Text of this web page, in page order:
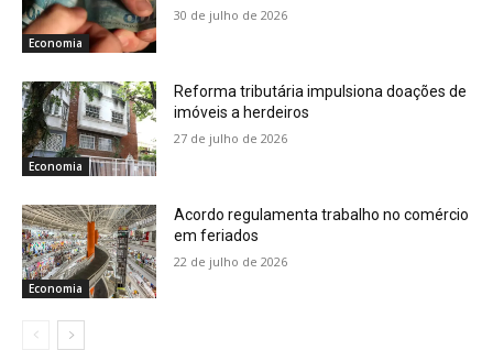
Economia
30 de julho de 2026
Economia
Reforma tributária impulsiona doações de
imóveis a herdeiros
27 de julho de 2026
Economia
Acordo regulamenta trabalho no comércio
em feriados
22 de julho de 2026